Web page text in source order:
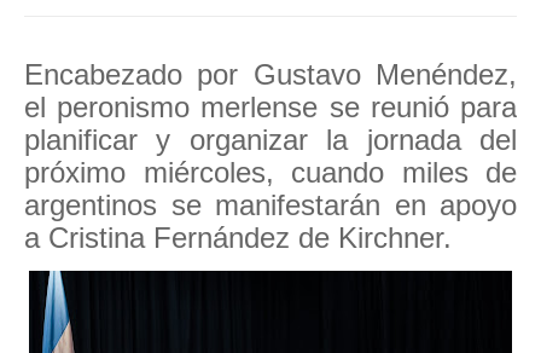
Encabezado por Gustavo Menéndez,
el peronismo merlense se reunió para
planificar y organizar la jornada del
próximo miércoles, cuando miles de
argentinos se manifestarán en apoyo
a Cristina Fernández de Kirchner.